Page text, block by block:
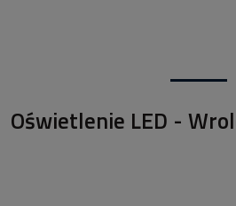
Oświetlenie LED -